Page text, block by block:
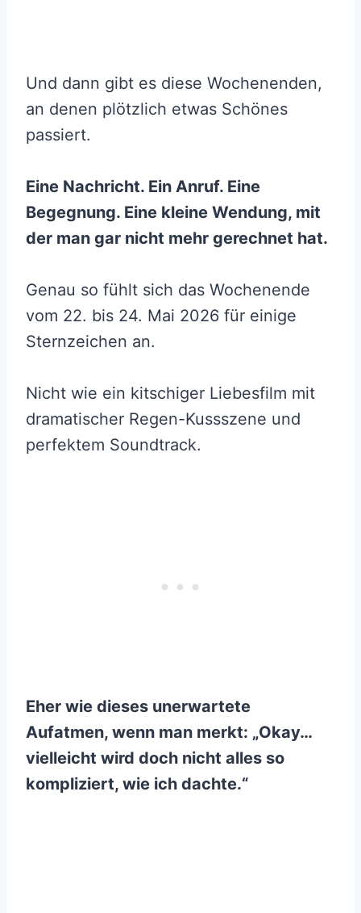
Und dann gibt es diese Wochenenden,
an denen plötzlich etwas Schönes
passiert.
Eine Nachricht. Ein Anruf. Eine
Begegnung. Eine kleine Wendung, mit
der man gar nicht mehr gerechnet hat.
Genau so fühlt sich das Wochenende
vom 22. bis 24. Mai 2026 für einige
Sternzeichen an.
Nicht wie ein kitschiger Liebesfilm mit
dramatischer Regen-Kussszene und
perfektem Soundtrack.
Eher wie dieses unerwartete
Aufatmen, wenn man merkt: „Okay…
vielleicht wird doch nicht alles so
kompliziert, wie ich dachte.“